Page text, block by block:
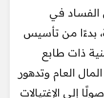
في
بدءًا من تأسيس
ذات طابع
العام وتدهور
إلى الإغتيالات